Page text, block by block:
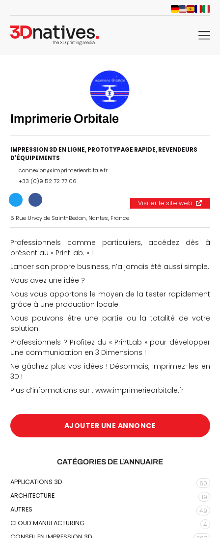
menu
Imprimerie Orbitale
IMPRESSION 3D EN LIGNE,PROTOTYPAGE RAPIDE,REVENDEURS
D'ÉQUIPEMENTS
connexion@imprimerieorbitale.fr
+33 (0)9 52 72 77 06
Visiter le site web
5 Rue Urvoy de Saint-Bedan, Nantes, France
Professionnels comme particuliers, accédez dès à
présent au « PrintLab. » !
Lancer son propre business, n’a jamais été aussi simple.
Vous avez une idée ?
Nous vous apportons le moyen de la tester rapidement
grâce à une production locale.
Nous pouvons être une partie ou la totalité de votre
solution.
Professionnels ? Profitez du « PrintLab » pour développer
une communication en 3 Dimensions !
Ne gâchez plus vos idées ! Désormais, imprimez-les en
3D !
Plus d’informations sur : www.imprimerieorbitale.fr
AJOUTER UNE ANNONCE
CATÉGORIES DE L’ANNUAIRE
APPLICATIONS 3D
60
ARCHITECTURE
19
AUTRES
49
CLOUD MANUFACTURING
4